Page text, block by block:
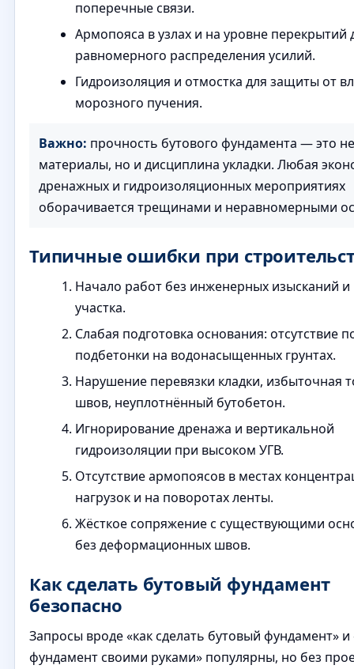
поперечные связи.
Армопояса в узлах и на уровне перекрытий
равномерного распределения усилий.
Гидроизоляция и отмостка для защиты от
морозного пучения.
Важно: прочность бутового фундамента — это
материалы, но и дисциплина укладки. Любая
дренажных и гидроизоляционных мероприятиях
оборачивается трещинами и неравномерными
Типичные ошибки при
Начало работ без инженерных изысканий и
участка.
Слабая подготовка основания: отсутствие
подбетонки на водонасыщенных грунтах.
Нарушение перевязки кладки, избыточная
швов, неуплотнённый бутобетон.
Игнорирование дренажа и вертикальной
гидроизоляции при высоком УГВ.
Отсутствие армопоясов в местах
нагрузок и на поворотах ленты.
Жёсткое сопряжение с существующими
без деформационных швов.
Как сделать бутовый фундамент
безопасно
Запросы вроде «как сделать бутовый фундамент»
фундамент своими руками» популярны, но без